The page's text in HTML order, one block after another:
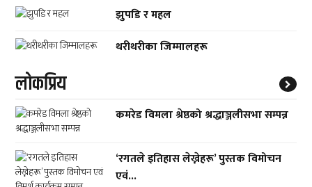
झुपडि र महल
थरीथरीका जिम्मालहरू
लाेकप्रिय
कमरेड विमला श्रेष्ठको श्रद्धाञ्जलीसभा सम्पन्न
‘रगतले इतिहास लेख्नेहरू’ पुस्तक विमोचन
एवं...